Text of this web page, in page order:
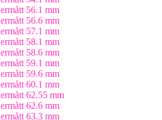
56.1 mm
56.6 mm
57.1 mm
58.1 mm
58.6 mm
59.1 mm
59.6 mm
60.1 mm
62.55 mm
62.6 mm
63.3 mm